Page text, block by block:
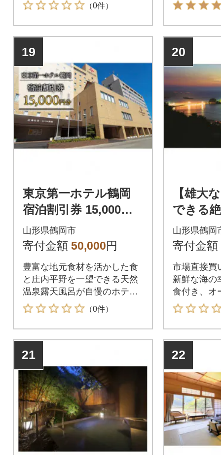
（0件）
19
東京第一ホテル鶴岡
宿泊割引券 15,000円
分
山形県鶴岡市
寄付金額 50,000円
豊富な地元食材を活かした食
と庄内平野を一望できる天然
温泉露天風呂が自慢のホテル
の宿泊券
（0件）
20
【雄大
できる
温泉 八
特別宿
山形県鶴岡
寄付金額
市場直接買
新鮮な海の
食付き、オ
上階客室!
21 22